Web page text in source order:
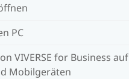
PC
VIVERSE for Business auf
Mobilgeräten